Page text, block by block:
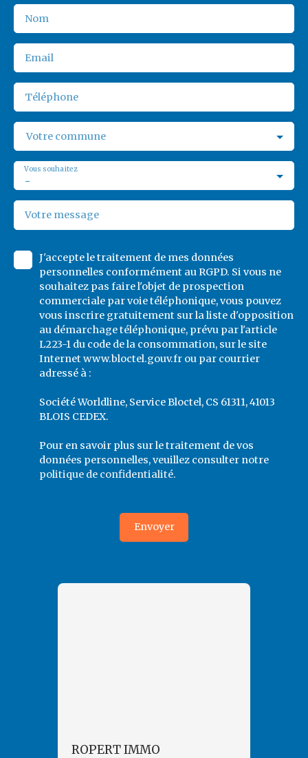
Nom
Email
Téléphone
Votre commune
-
Vous souhaitez
Votre message
J'accepte le traitement de mes données
personnelles conformément au RGPD. Si vous ne
souhaitez pas faire l'objet de prospection
commerciale par voie téléphonique, vous pouvez
vous inscrire gratuitement sur la liste d'opposition
au démarchage téléphonique, prévu par l'article
L223-1 du code de la consommation, sur le site
Internet www.bloctel.gouv.fr ou par courrier
adressé à :
Société Worldline, Service Bloctel, CS 61311, 41013
BLOIS CEDEX.
Pour en savoir plus sur le traitement de vos
données personnelles, veuillez consulter notre
politique de confidentialité.
Envoyer
ROPERT IMMO